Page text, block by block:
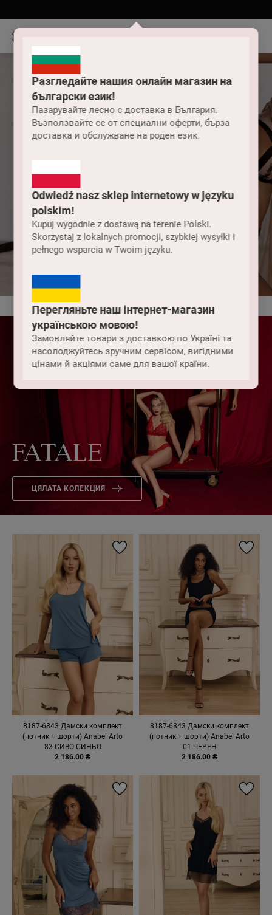
Разгледайте нашия онлайн магазин на
български език!
Пазарувайте лесно с доставка в България.
Възползвайте се от специални оферти, бърза
доставка и обслужване на роден език.
Odwiedź nasz sklep internetowy w języku
polskim!
Kupuj wygodnie z dostawą na terenie Polski.
Skorzystaj z lokalnych promocji, szybkiej wysyłki i
pełnego wsparcia w Twoim języku.
Перегляньте наш інтернет-магазин
українською мовою!
Замовляйте товари з доставкою по Україні та
насолоджуйтесь зручним сервісом, вигідними
цінами й акціями саме для вашої країни.
Женско облекло
FATALE
ЦЯЛАТА КОЛЕКЦИЯ
8187-6843 Дамски комплект
(потник + шорти) Anabel Arto
83 СИВО СИНЬО
2 186.00 ₴
8187-6843 Дамски комплект
(потник + шорти) Anabel Arto
01 ЧЕРЕН
2 186.00 ₴